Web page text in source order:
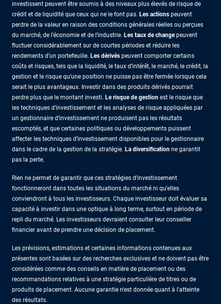
investissent peuvent être soumis à des niveaux plus élevés de risque de
crédit et de liquidité que ceux qui ne le font pas. Les actions peuvent
perdre de la valeur en raison des conditions générales réelles ou perçues
du marché, de l’économie et de l’industrie. Les taux de changepeuvent
fluctuer considérablement sur de courtes périodes et réduire les
rendements d’un portefeuille. Les dérivés peuvent comporter certains
coûts et risques, tels que la liquidité, le taux d’intérêt, le marché, le crédit, la
gestion et le risque qu’une position ne puisse pas être fermée lorsque cela
serait le plus avantageux. Investir dans des produits dérivés pourrait
perdre plus que le montant investi. Le risque de gestion est le risque que
les techniques d’investissement et les analyses de risque appliquées par
un gestionnaire d’investissement ne produisent pas les résultats
escomptés, et que certaines politiques ou développements puissent
affecter les techniques d’investissement disponibles pour le gestionnaire
dans le cadre de la gestion de la stratégie. La diversification ne garantit
pas la perte.
Rien ne permet de garantir que ces stratégies d’investissement
fonctionneront dans toutes les situations du marché ni qu’elles
conviendront à tous les investisseurs. Chaque investisseur doit évaluer sa
capacité à investir dans une optique à long terme, surtout en période de
repli du marché. Les investisseurs devraient consulter leur conseiller
financier avant de prendre une décision de placement.
Les prévisions, estimations et certaines informations contenues aux
présentes sont basées sur des recherches exclusives et ne doivent pas être
considérées comme des conseils en matière de placement ou des
recommandations relatives à une stratégie particulière de titres ou de
produits de placement. Aucune garantie n'est donnée quant à l'atteinte
des résultats.